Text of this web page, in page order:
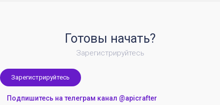
Готовы начать?
Зарегистрируйтесь
Зарегистрируйтесь
Подпишитесь на телеграм канал @apicrafter